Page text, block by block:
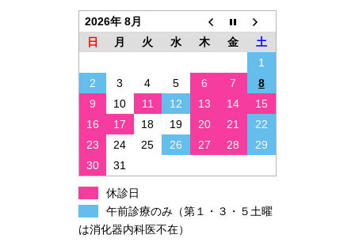
2026年 8月
日
月 火 水 木 金
土
1
2
3 4 5 6 7
8
9
10 11 12 13 14
15
16
17 18 19 20 21
22
23
24 25 26 27 28
29
30
31
休診日
午前診療のみ（第１・３・５土曜
は消化器内科医不在）